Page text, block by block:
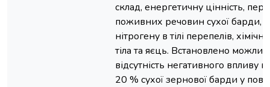
склад, енергетичну цінність,
поживних речовин сухої барди,
нітрогену в тілі перепелів,
тіла та яєць. Встановлено
відсутність негативного впливу
20 % сухої зернової барди у